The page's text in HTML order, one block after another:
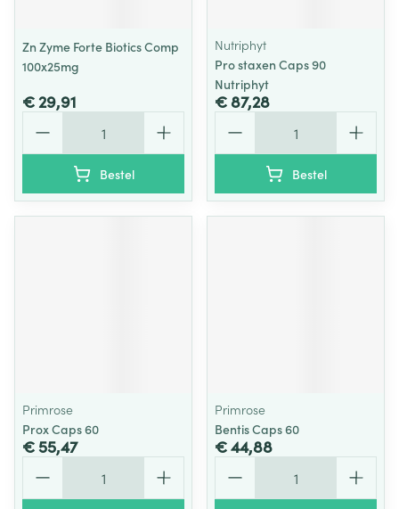
Zn Zyme Forte Biotics Comp
100x25mg
€ 29,91
Bestel
Nutriphyt
Pro staxen Caps 90
Nutriphyt
€ 87,28
Bestel
Primrose
Prox Caps 60
€ 55,47
Primrose
Bentis Caps 60
€ 44,88